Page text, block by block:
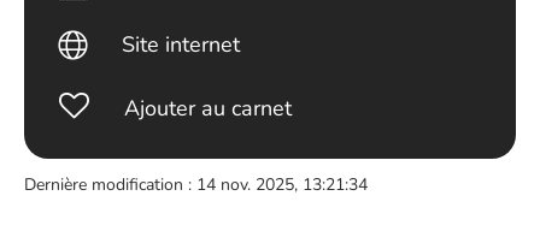
Site internet
Ajouter au carnet
Dernière modification : 14 nov. 2025, 13:21:34